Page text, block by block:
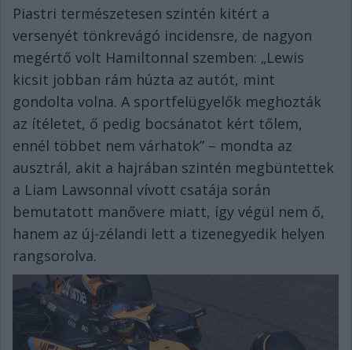
Piastri természetesen szintén kitért a
versenyét tönkrevágó incidensre, de nagyon
megértő volt Hamiltonnal szemben: „Lewis
kicsit jobban rám húzta az autót, mint
gondolta volna. A sportfelügyelők meghozták
az ítéletet, ő pedig bocsánatot kért tőlem,
ennél többet nem várhatok” – mondta az
ausztrál, akit a hajrában szintén megbüntettek
a Liam Lawsonnal vívott csatája során
bemutatott manővere miatt, így végül nem ő,
hanem az új-zélandi lett a tizenegyedik helyen
rangsorolva.